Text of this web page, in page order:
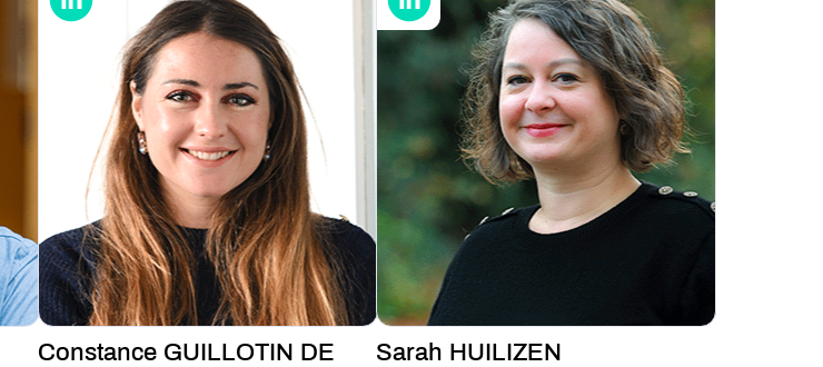
Constance GUILLOTIN DE
Sarah HUILIZEN